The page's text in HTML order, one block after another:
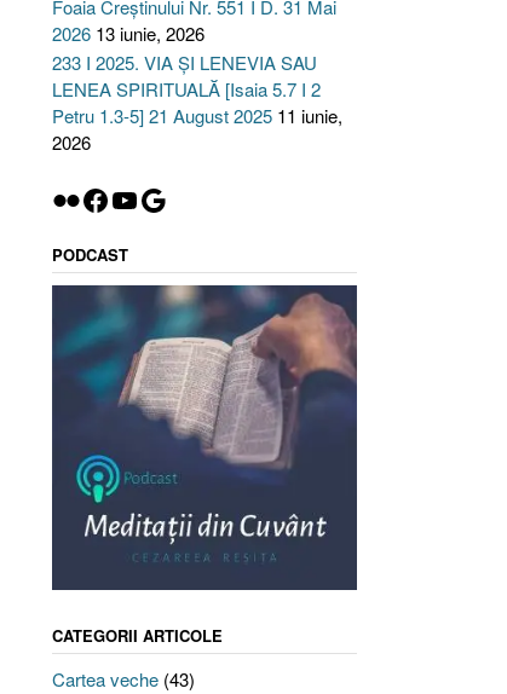
Foaia Creștinului Nr. 551 I D. 31 Mai
2026 13 iunie, 2026
233 I 2025. VIA ȘI LENEVIA SAU
LENEA SPIRITUALĂ [Isaia 5.7 I 2
Petru 1.3-5] 21 August 2025 11 iunie,
2026
Flickr
Facebook
YouTube
Google
PODCAST
CATEGORII ARTICOLE
Cartea veche(43)